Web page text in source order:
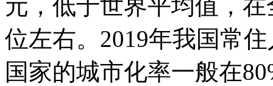
元，低于世界平均值，
位左右。2019年我国常
国家的城市化率一般在